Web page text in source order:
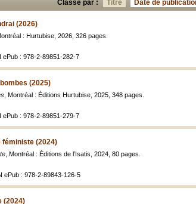
Classé par : Titre Date de
(2026)
: Hurtubise, 2026, 326 pages.
ePub : 978-2-89851-282-7
(2025)
, Montréal : Éditions Hurtubise, 2025, 348 pages.
ePub : 978-2-89851-279-7
(2024)
, Montréal : Éditions de l’Isatis, 2024, 80 pages.
ePub : 978-2-89843-126-5
(2024)